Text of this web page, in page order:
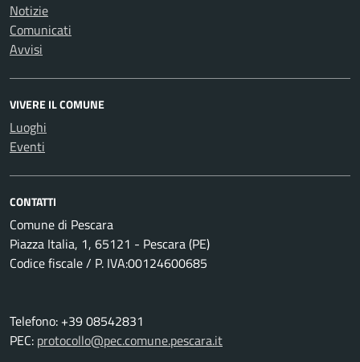
Notizie
Comunicati
Avvisi
VIVERE IL COMUNE
Luoghi
Eventi
CONTATTI
Comune di Pescara
Piazza Italia, 1, 65121 - Pescara (PE)
Codice fiscale / P. IVA:00124600685
Telefono: +39 08542831
PEC: protocollo@pec.comune.pescara.it